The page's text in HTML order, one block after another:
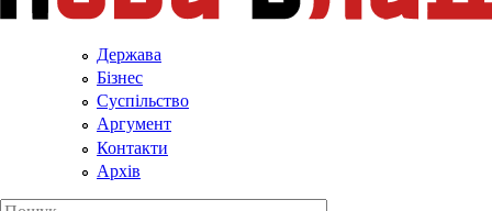
Держава
Бізнес
Суспільство
Аргумент
Контакти
Архів